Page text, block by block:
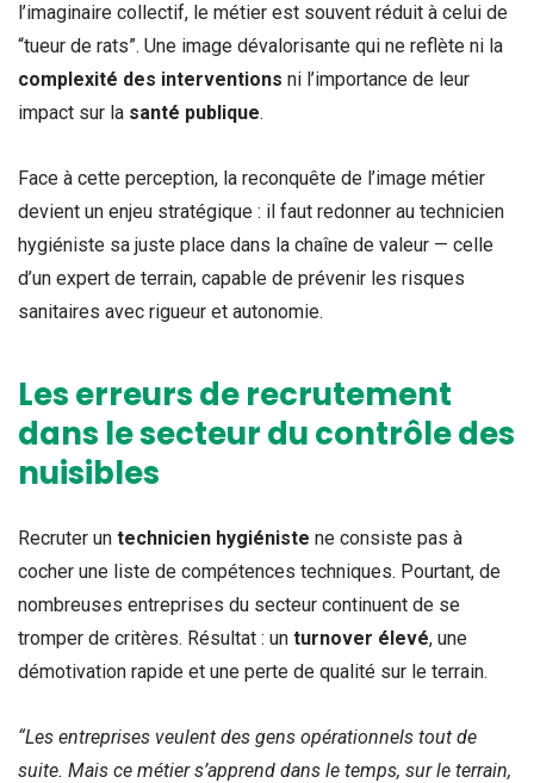
l’imaginaire collectif, le métier est souvent réduit à celui de
“tueur de rats”. Une image dévalorisante qui ne reflète ni la
complexité des interventions ni l’importance de leur
impact sur la santé publique.
Face à cette perception, la reconquête de l’image métier
devient un enjeu stratégique : il faut redonner au technicien
hygiéniste sa juste place dans la chaîne de valeur — celle
d’un expert de terrain, capable de prévenir les risques
sanitaires avec rigueur et autonomie.
Les erreurs de recrutement
dans le secteur du contrôle des
nuisibles
Recruter un technicien hygiéniste ne consiste pas à
cocher une liste de compétences techniques. Pourtant, de
nombreuses entreprises du secteur continuent de se
tromper de critères. Résultat : un turnover élevé, une
démotivation rapide et une perte de qualité sur le terrain.
“Les entreprises veulent des gens opérationnels tout de
suite. Mais ce métier s’apprend dans le temps, sur le terrain,